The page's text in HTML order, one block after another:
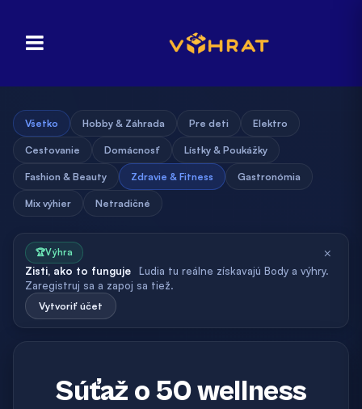
Všetko Hobby & Záhrada Pre deti Elektro
Cestovanie Domácnosť Lístky & Poukážky
Fashion & Beauty Zdravie & Fitness Gastronómia
Mix výhier Netradičné
🏆Výhra
Zisti, ako to funguje
Ľudia tu reálne získavajú Body a výhry.
Zaregistruj sa a zapoj sa tiež.
Vytvoriť účet
×
Súťaž o 50 wellness